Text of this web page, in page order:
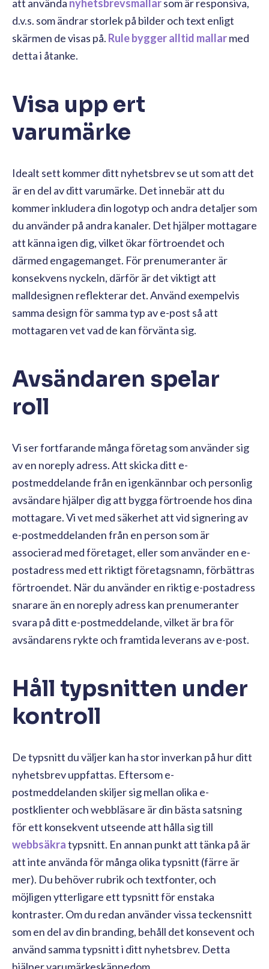
att använda nyhetsbrevsmallarsom är responsiva,
d.v.s. som ändrar storlek på bilder och text enligt
skärmen de visas på. Rule bygger alltid mallarmed
detta i åtanke.
Visa upp ert
varumärke
Idealt sett kommer ditt nyhetsbrev se ut som att det
är en del av ditt varumärke. Det innebär att du
kommer inkludera din logotyp och andra detaljer som
du använder på andra kanaler. Det hjälper mottagare
att känna igen dig, vilket ökar förtroendet och
därmed engagemanget. För prenumeranter är
konsekvens nyckeln, därför är det viktigt att
malldesignen reflekterar det. Använd exempelvis
samma design för samma typ av e-post så att
mottagaren vet vad de kan förvänta sig.
Avsändaren spelar
roll
Vi ser fortfarande många företag som använder sig
av en noreply adress. Att skicka ditt e-
postmeddelande från en igenkännbar och personlig
avsändare hjälper dig att bygga förtroende hos dina
mottagare. Vi vet med säkerhet att vid signering av
e-postmeddelanden från en person som är
associerad med företaget, eller som använder en e-
postadress med ett riktigt företagsnamn, förbättras
förtroendet. När du använder en riktig e-postadress
snarare än en noreply adress kan prenumeranter
svara på ditt e-postmeddelande, vilket är bra för
avsändarens rykte och framtida leverans av e-post.
Håll typsnitten under
kontroll
De typsnitt du väljer kan ha stor inverkan på hur ditt
nyhetsbrev uppfattas. Eftersom e-
postmeddelanden skiljer sig mellan olika e-
postklienter och webbläsare är din bästa satsning
för ett konsekvent utseende att hålla sig till
webbsäkratypsnitt. En annan punkt att tänka på är
att inte använda för många olika typsnitt (färre är
mer). Du behöver rubrik och textfonter, och
möjligen ytterligare ett typsnitt för enstaka
kontraster. Om du redan använder vissa teckensnitt
som en del av din branding, behåll det konsevent och
använd samma typsnitt i ditt nyhetsbrev. Detta